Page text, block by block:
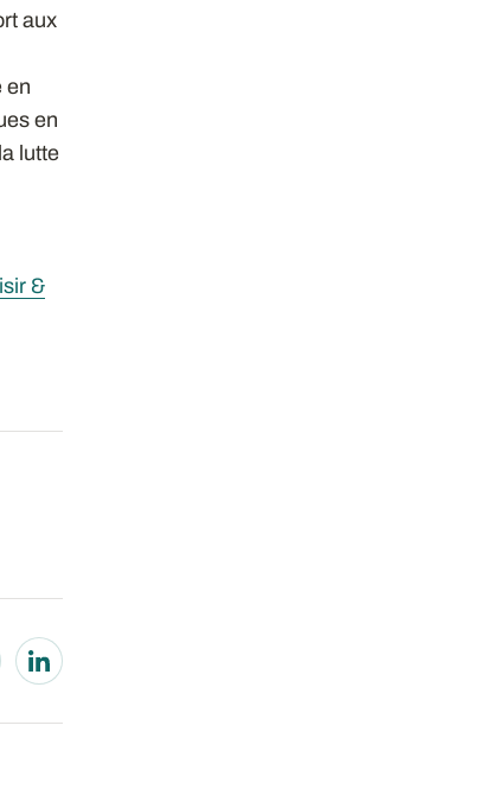
aux
en
en
lutte
&
new window
in a new window
Opens in a new window